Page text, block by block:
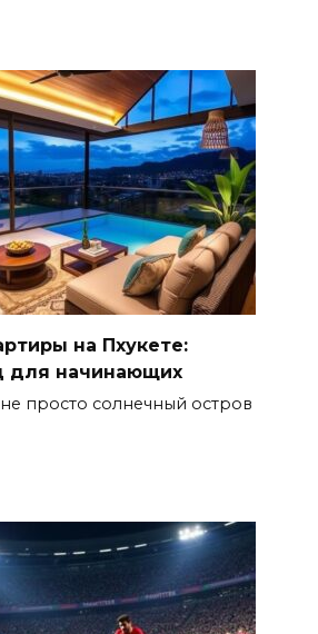
на Пхукете:
для начинающих
просто солнечный остров